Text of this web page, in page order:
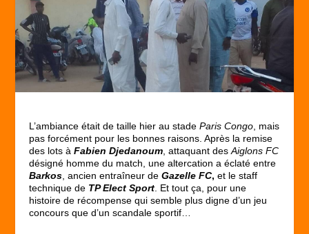
L’ambiance était de taille hier au stadeParis Congo , mais
pas forcément pour les bonnes raisons. Après la remise
des lots àFabien Djedanoum , attaquant desAiglons FC
désigné homme du match, une altercation a éclaté entre
Barkos , ancien entraîneur deGazelle FC, et le staff
technique de TP Elect Sport . Et tout ça, pour une
histoire de récompense qui semble plus digne d’un jeu
concours que d’un scandale sportif…